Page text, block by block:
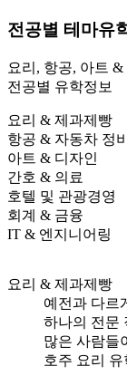
전공별 테마유
요리, 항공, 아트
전공별 유학정보
요리 & 제과제빵
항공 & 자동차 정비
아트 & 디자인
간호 & 의료
호텔 및 관광경영
회계 & 금융
IT & 엔지니어링
요리 & 제과제빵
예전과 다르
하나의 전문
많은 사람들
호주 요리